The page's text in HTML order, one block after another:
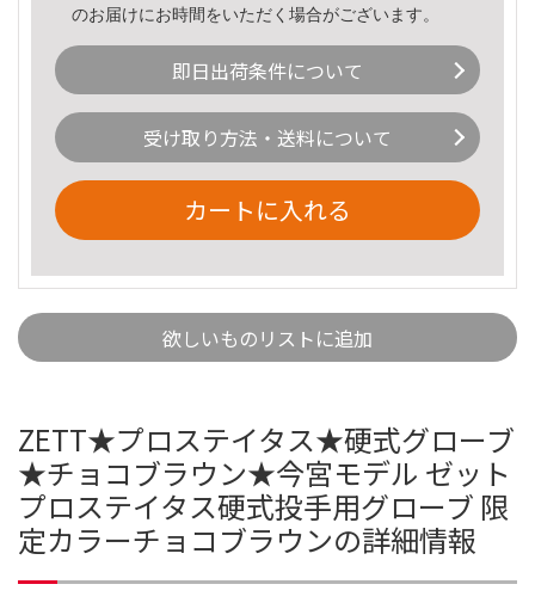
のお届けにお時間をいただく場合がございます。
即日出荷条件について
受け取り方法・送料について
カートに入れる
欲しいものリストに追加
ZETT★プロステイタス★硬式グローブ
★チョコブラウン★今宮モデル ゼット
プロステイタス硬式投手用グローブ 限
定カラーチョコブラウンの詳細情報